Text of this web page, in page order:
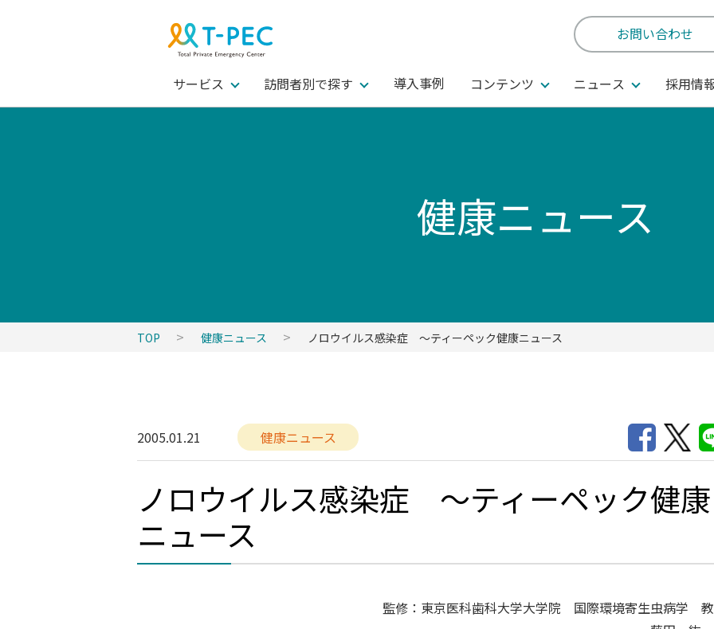
お問い合わせ
サービス 訪問者別で探す 導入事例 コンテンツ ニュース 採用情
健康ニュース
TOP 健康ニュース ノロウイルス感染症 ～ティーペック健康ニュース
2005.01.21 健康ニュース
ノロウイルス感染症 ～ティーペック健康
ニュース
監修：東京医科歯科大学大学院 国際環境寄生虫病学